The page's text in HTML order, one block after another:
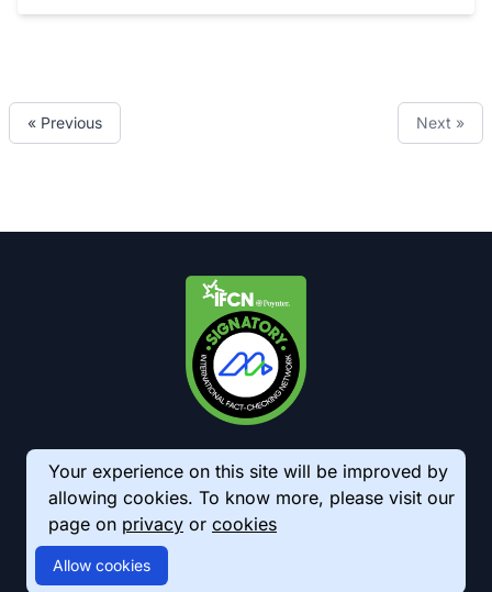
« Previous Next »
Your experience on this site will be improved by
allowing cookies. To know more, please visit our
page on privacy or cookies
Allow cookies
© 2026 AkhbarMeter. All Rights Reserved